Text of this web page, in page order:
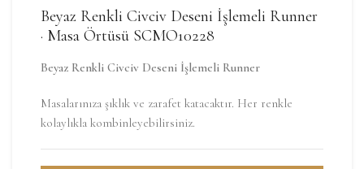
Beyaz Renkli Civciv Deseni İşlemeli Runner
· Masa Örtüsü SCMO10228
Beyaz Renkli Civciv Deseni İşlemeli Runner
Masalarınıza şıklık ve zarafet katacaktır. Her renkle
kolaylıkla kombinleyebilirsiniz.